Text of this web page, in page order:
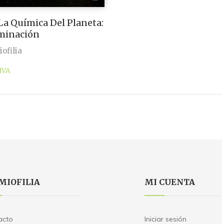
Química Del Planeta:
MI CUENTA
Iniciar sesión